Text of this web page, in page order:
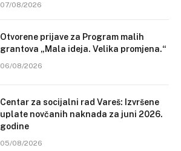
07/08/2026
Otvorene prijave za Program malih
grantova „Mala ideja. Velika promjena.“
06/08/2026
Centar za socijalni rad Vareš: Izvršene
uplate novčanih naknada za juni 2026.
godine
05/08/2026